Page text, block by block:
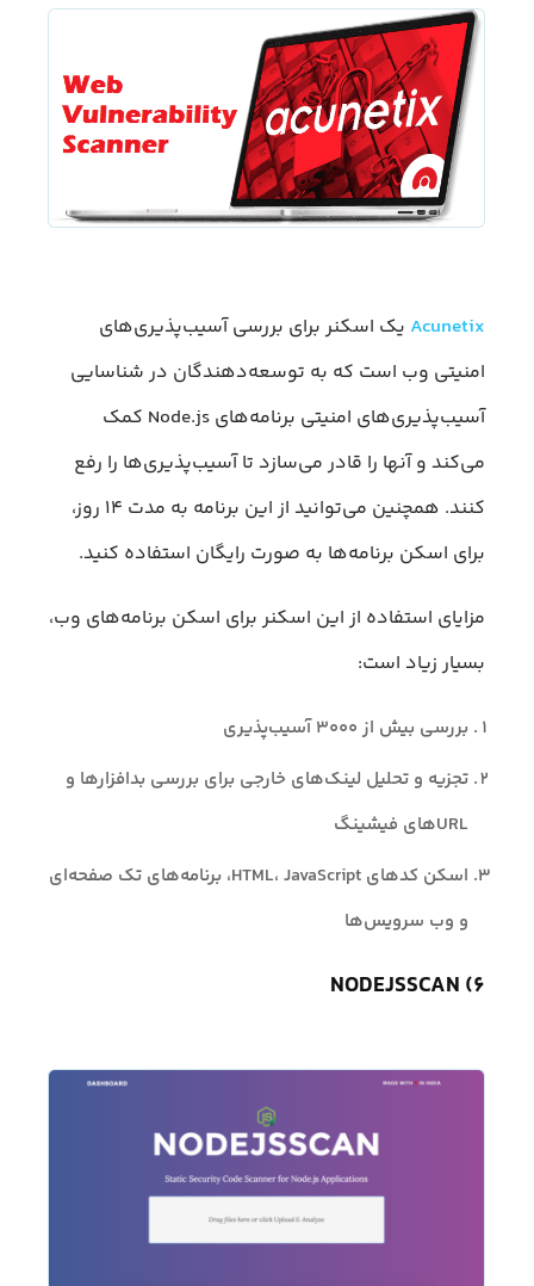
Acunetix یک اسکنر برای بررسی آسیب‌پذیری‌های
امنیتی وب است که به توسعه‌دهندگان در شناسایی
آسیب‌پذیری‌های امنیتی برنامه‌های Node.js کمک
می‌کند و آنها را قادر می‌سازد تا آسیب‌پذیری‌ها را رفع
کنند. همچنین می‌توانید از این برنامه به مدت ۱۴ روز،
برای اسکن برنامه‌ها به صورت رایگان استفاده کنید.
مزایای استفاده از این اسکنر برای اسکن برنامه‌های وب،
بسیار زیاد است:
بررسی بیش از ۳۰۰۰ آسیب‌پذیری
تجزیه و تحلیل لینک‌های خارجی برای بررسی بدافزارها و
URLهای فیشینگ
اسکن کدهای HTML، JavaScript، برنامه‌های تک صفحه‌ای
و وب سرویس‌ها
۶) NODEJSSCAN